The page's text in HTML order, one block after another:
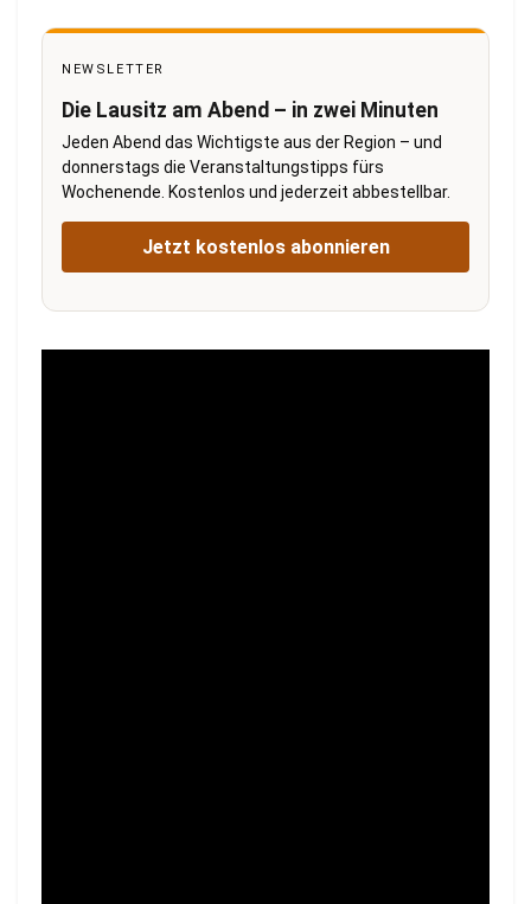
NEWSLETTER
Die Lausitz am Abend – in zwei Minuten
Jeden Abend das Wichtigste aus der Region – und
donnerstags die Veranstaltungstipps fürs
Wochenende. Kostenlos und jederzeit abbestellbar.
Jetzt kostenlos abonnieren